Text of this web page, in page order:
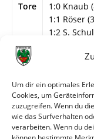
Um dir ein optimales
Cookies, um
zuzugreifen. Wenn du
wie das Surfverhalten
verarbeiten. Wenn du
Tore
1:0 Knaub
1:1 Röser
1:2 S.
Info
22. Spieltag
Steiner –
Blüm),